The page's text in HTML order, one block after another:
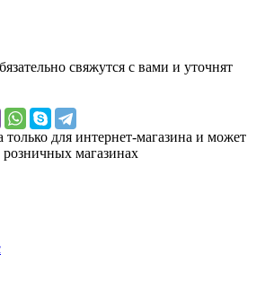
свяжутся с вами и уточнят
только для интернет-магазина и может
розничных магазинах